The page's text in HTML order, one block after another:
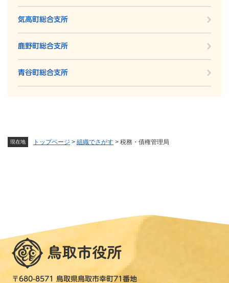
現在地 トップページ > 組織でさがす > 税務・債権管理局
気高町総合支所
鹿野町総合支所
青谷町総合支所
〒680-8571 鳥取県鳥取市幸町71番地